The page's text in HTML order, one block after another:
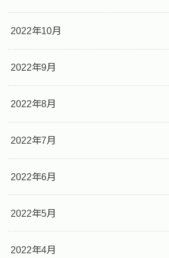
2022年10月
2022年9月
2022年8月
2022年7月
2022年6月
2022年5月
2022年4月